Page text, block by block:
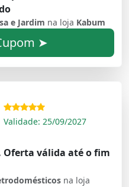
e Jardim na loja Kabum
➤
Validade: 25/09/2027
Oferta válida até o fim
na loja